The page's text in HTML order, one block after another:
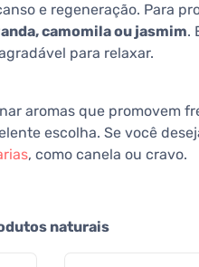
e regeneração. Para
camomila ou jasmim.
para relaxar.
aromas que promovem
escolha. Se você
, como canela ou cravo.
naturais